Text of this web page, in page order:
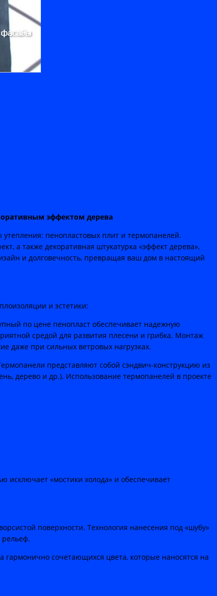
эффектом дерева
пенопластовых плит и термопанелей.
а также декоративная штукатурка «эффект дерева»,
и долговечность, превращая ваш дом в настоящий
и эстетики:
по цене пенопласт обеспечивает надежную
средой для развития плесени и грибка. Монтаж
даже при сильных ветровых нагрузках.
представляют собой сэндвич-конструкцию из
дерево и др.). Использование термопанелей в проекте
исключает «мостики холода» и обеспечивает
поверхности. Технология нанесения под «шубу»
рельеф.
сочетающихся цвета, которые наносятся на